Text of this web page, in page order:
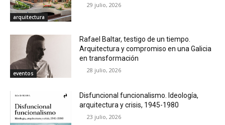
arquitectura
29 julio, 2026
eventos
Rafael Baltar, testigo de un tiempo.
Arquitectura y compromiso en una Galicia
en transformación
28 julio, 2026
Disfuncional funcionalismo. Ideología,
arquitectura y crisis, 1945-1980
23 julio, 2026